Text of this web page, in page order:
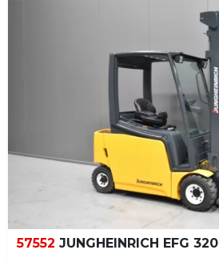
57552 JUNGHEINRICH EFG 320